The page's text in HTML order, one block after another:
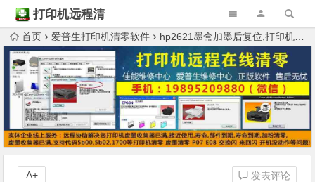
打印机远程清
零首页 爱普生打印机清零软件 hp2621墨盒加墨后复位,打印机是不是要换一台新的呢？
发表评论
A+